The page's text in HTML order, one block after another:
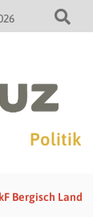
Politik
Bergisch Land